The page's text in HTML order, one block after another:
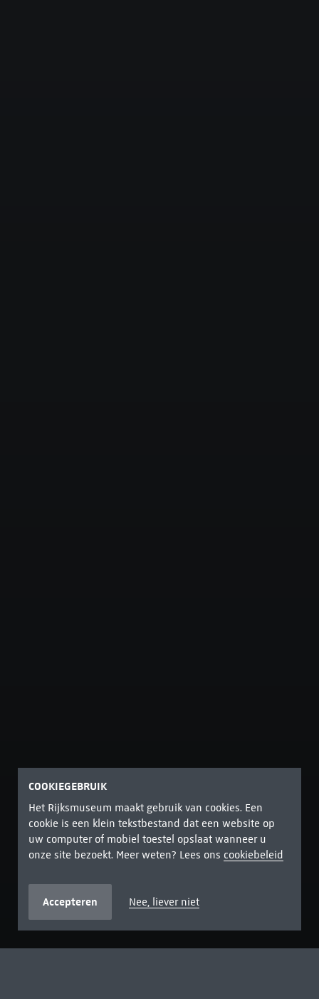
COOKIEGEBRUIK
Het Rijksmuseum maakt gebruik van cookies. Een
cookie is een klein tekstbestand dat een website op
uw computer of mobiel toestel opslaat wanneer u
onze site bezoekt. Meer weten? Lees ons cookiebeleid
Accepteren Nee, liever niet